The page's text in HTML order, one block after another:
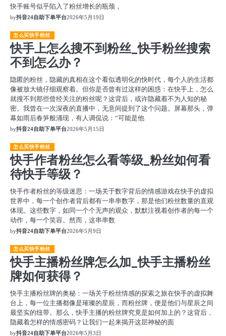
快手账号似乎陷入了粉丝增长的瓶颈，
by抖音24自助下单平台2026年5月19日
怎么买快手粉丝
快手上怎么搜不到粉丝_快手粉丝搜索
不到怎么办？
隐匿的粉丝，隐藏的真相在这个看似透明化的快时代，每个人的生活都
像被放大镜仔细观察着。但你是否曾有过这样的困惑：在快手上，怎么
就搜不到那些曾经关注的粉丝呢？这背后，或许隐藏着不为人知的秘
密。我曾在一次深夜的直播中，无意间提到了这个问题。屏幕那头，弹
幕如雨后春笋般涌现，有人调侃说：“可能是他
by抖音24自助下单平台2026年5月15日
怎么买快手粉丝
快手作者粉丝怎么看等级_粉丝如何看
待快手等级？
快手作者粉丝的等级迷思：一场关于数字背后的情感游戏在快手的虚拟
世界中，每一个创作者背后都有一串串数字，那是他们粉丝数量的直观
体现。这些数字，如同一个个无声的观众，默默注视着创作者的每一个
动作，每一个笑容。然而，这串串数
by抖音24自助下单平台2026年5月9日
怎么买快手粉丝
快手主播粉丝牌怎么加_快手主播粉丝
牌如何获得？
快手主播粉丝牌的奥秘：一场关于粉丝情感的探索之旅在快手的虚拟舞
台上，每一位主播都像是璀璨的星辰，而粉丝牌，便是他们与星辰之间
最坚实的纽带。那么，快手主播的粉丝牌究竟是如何加上的？这背后，
隐藏着怎样的情感密码？让我们一起来揭开这层神秘的面
by抖音24自助下单平台2026年5月3日